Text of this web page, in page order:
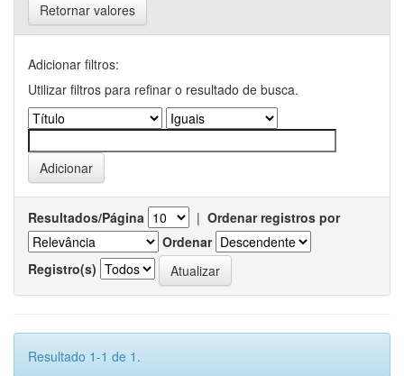
Retornar valores
Adicionar filtros:
Utilizar filtros para refinar o resultado de busca.
Resultados/Página | Ordenar registros por
Ordenar
Registro(s)
Resultado 1-1 de 1.